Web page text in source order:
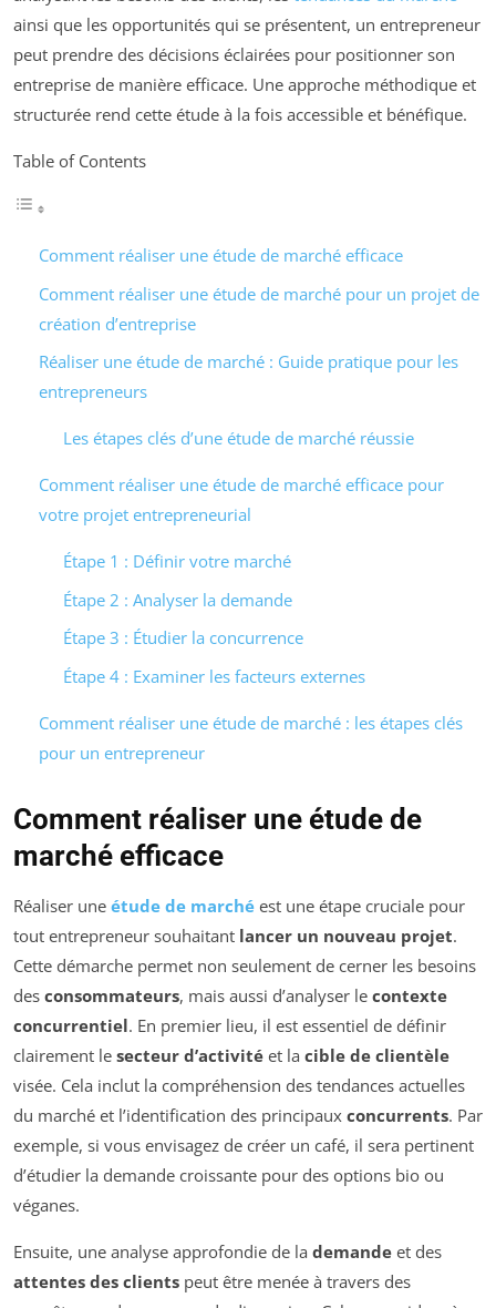
ainsi que les opportunités qui se présentent, un entrepreneur
peut prendre des décisions éclairées pour positionner son
entreprise de manière efficace. Une approche méthodique et
structurée rend cette étude à la fois accessible et bénéfique.
Table of Contents
Comment réaliser une étude de marché efficace
Comment réaliser une étude de marché pour un projet de
création d’entreprise
Réaliser une étude de marché : Guide pratique pour les
entrepreneurs
Les étapes clés d’une étude de marché réussie
Comment réaliser une étude de marché efficace pour
votre projet entrepreneurial
Étape 1 : Définir votre marché
Étape 2 : Analyser la demande
Étape 3 : Étudier la concurrence
Étape 4 : Examiner les facteurs externes
Comment réaliser une étude de marché : les étapes clés
pour un entrepreneur
Comment réaliser une étude de
marché efficace
Réaliser une étude de marché est une étape cruciale pour
tout entrepreneur souhaitant lancer un nouveau projet.
Cette démarche permet non seulement de cerner les besoins
des consommateurs, mais aussi d’analyser le contexte
concurrentiel. En premier lieu, il est essentiel de définir
clairement le secteur d’activité et la cible de clientèle
visée. Cela inclut la compréhension des tendances actuelles
du marché et l’identification des principaux concurrents. Par
exemple, si vous envisagez de créer un café, il sera pertinent
d’étudier la demande croissante pour des options bio ou
véganes.
Ensuite, une analyse approfondie de la demande et des
attentes des clients peut être menée à travers des